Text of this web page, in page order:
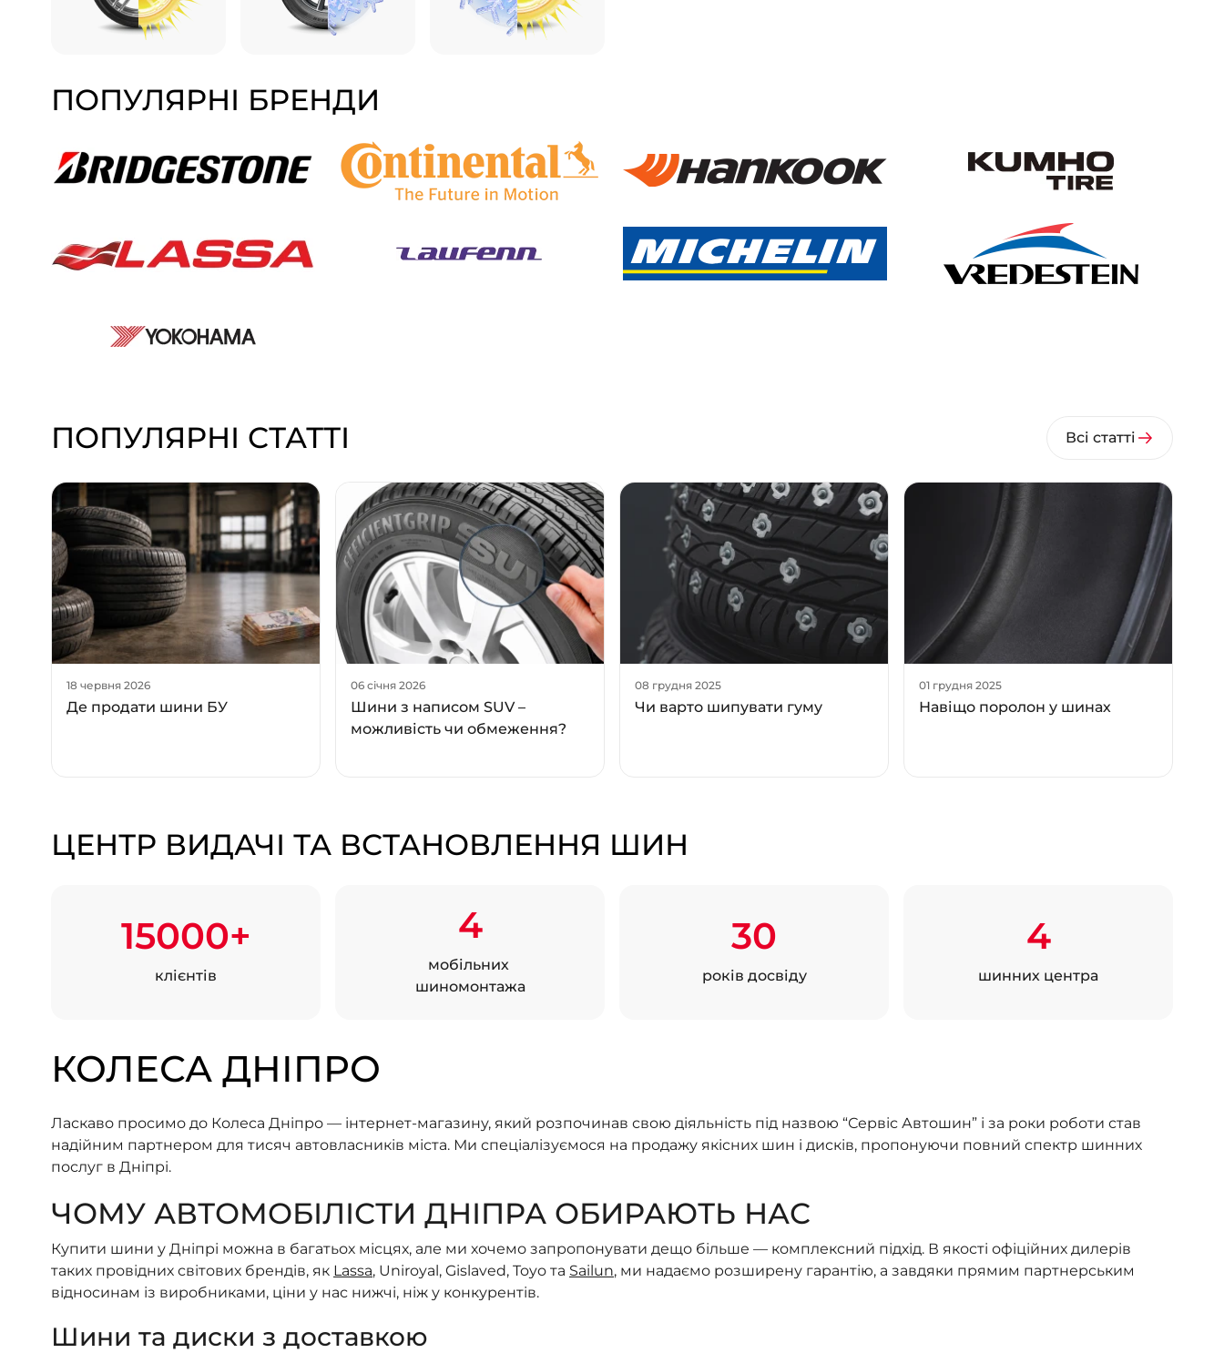
ПОПУЛЯРНІ БРЕНДИ
ПОПУЛЯРНІ СТАТТІ Всі статті
18 червня 2026
Де продати шини БУ
06 січня 2026
Шини з написом SUV –
можливість чи обмеження?
08 грудня 2025
Чи варто шипувати гуму
01 грудня 2025
Навіщо поролон у шинах
ЦЕНТР ВИДАЧІ ТА ВСТАНОВЛЕННЯ ШИН
15000+
клієнтів
4
мобільних
шиномонтажа
30
років досвіду
4
шинних центра
КОЛЕСА ДНІПРО
Ласкаво просимо до Колеса Дніпро — інтернет-магазину, який розпочинав свою діяльність під назвою “Сервіс Автошин” і за роки роботи став
надійним партнером для тисяч автовласників міста. Ми спеціалізуємося на продажу якісних шин і дисків, пропонуючи повний спектр шинних
послуг в Дніпрі.
ЧОМУ АВТОМОБІЛІСТИ ДНІПРА ОБИРАЮТЬ НАС
Купити шини у Дніпрі можна в багатьох місцях, але ми хочемо запропонувати дещо більше — комплексний підхід. В якості офіційних дилерів
таких провідних світових брендів, як Lassa, Uniroyal, Gislaved, Toyo та Sailun, ми надаємо розширену гарантію, а завдяки прямим партнерським
відносинам із виробниками, ціни у нас нижчі, ніж у конкурентів.
Шини та диски з доставкою